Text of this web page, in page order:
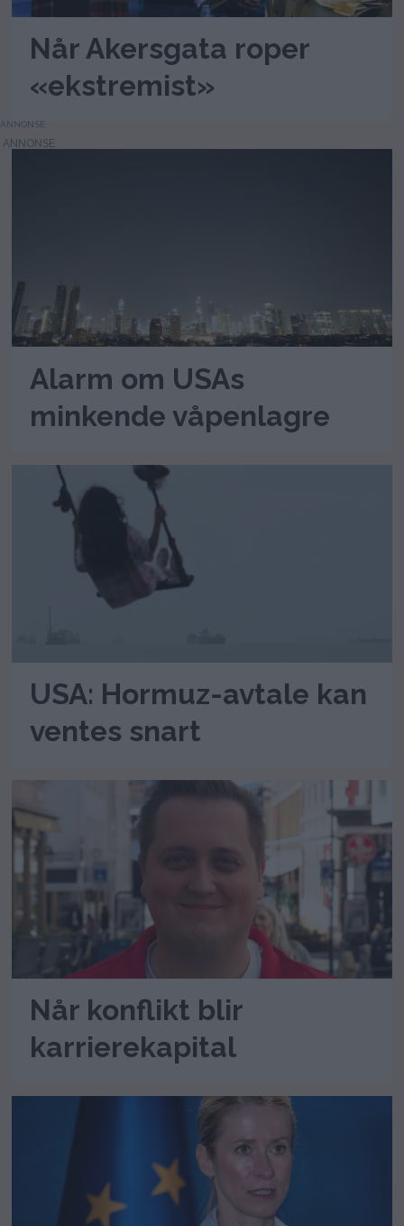
Når Akersgata roper
«ekstremist»
ANNONSE
Alarm om USAs
minkende våpenlagre
USA: Hormuz-avtale kan
ventes snart
Når konflikt blir
karrierekapital